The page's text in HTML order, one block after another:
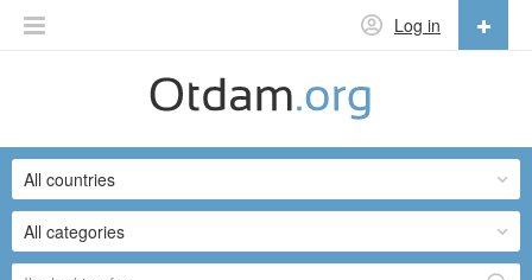
Log in
English
Русский
Українська
All categories
All countries